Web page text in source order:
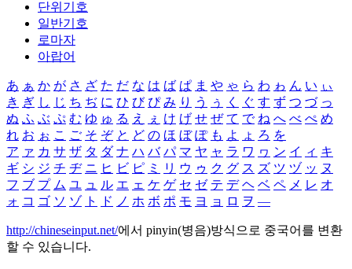
단위기호
일반기호
로마자
아랍어
あ ぁ か が さ ざ た だ な は ば ぱ ま や ゃ ら わ ゎ ん い ぃ
き ぎ し じ ち ぢ に ひ び ぴ み り う ぅ く ぐ す ず つ づ っ
ぬ ふ ぶ ぷ む ゆ ゅ る え ぇ け げ せ ぜ て で ね へ べ ぺ め
れ お ぉ こ ご そ ぞ と ど の ほ ぼ ぽ も よ ょ ろ を
ア ァ カ サ ザ タ ダ ナ ハ バ パ マ ヤ ャ ラ ワ ヮ ン イ ィ キ
ギ シ ジ チ ヂ ニ ヒ ビ ピ ミ リ ウ ゥ ク グ ス ズ ツ ヅ ッ ヌ
フ ブ プ ム ユ ュ ル エ ェ ケ ゲ セ ゼ テ デ ヘ ベ ペ メ レ オ
ォ コ ゴ ソ ゾ ト ド ノ ホ ボ ポ モ ヨ ョ ロ ヲ ―
http://chineseinput.net/에서 pinyin(병음)방식으로 중국어를 변환
할 수 있습니다.